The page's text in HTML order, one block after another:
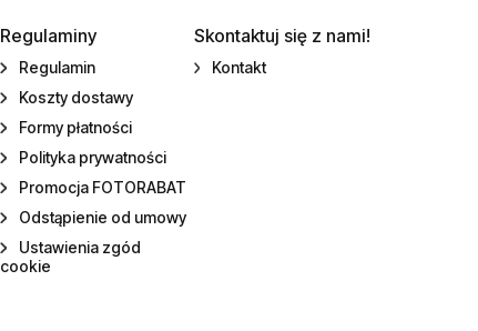
Regulaminy
Regulamin
Koszty dostawy
Formy płatności
Polityka prywatności
Promocja FOTORABAT
Odstąpienie od umowy
Ustawienia zgód
cookie
Skontaktuj się z nami!
Kontakt